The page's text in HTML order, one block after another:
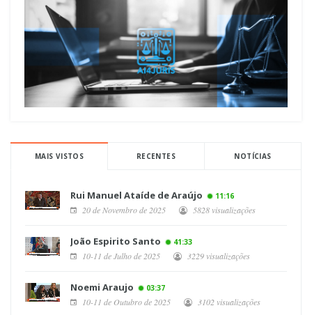
MAIS VISTOS RECENTES NOTÍCIAS
Rui Manuel Ataíde de Araújo 11:16
20 de Novembro de 2025 5828 visualizações
João Espirito Santo 41:33
10-11 de Julho de 2025 3229 visualizações
Noemi Araujo 03:37
10-11 de Outubro de 2025 3102 visualizações